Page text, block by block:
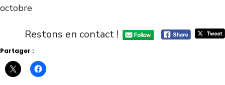
octobre
Restons en contact !
Partager :